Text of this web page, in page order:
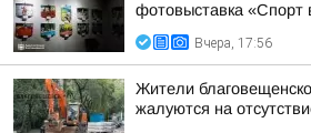
фотовыставка «Спорт
Вчера, 17:56
Жители
жалуются на